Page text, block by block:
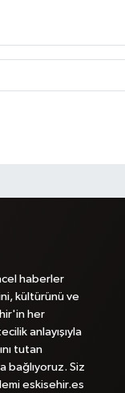
haberler
kültürünü ve
her
anlayışıyla
tutan
bağlıyoruz. Siz
eskisehir.es